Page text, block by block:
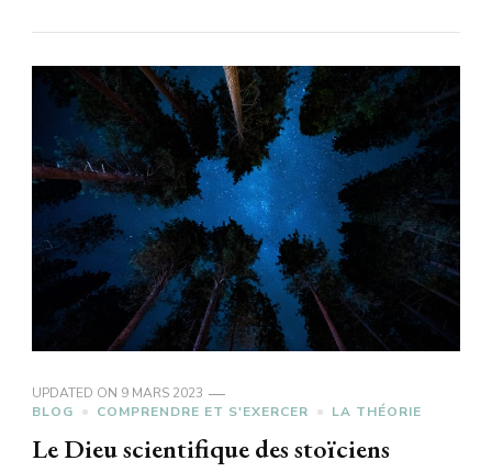
UPDATED ON 9 MARS 2023
BLOG
COMPRENDRE ET S'EXERCER LA THÉORIE
Le Dieu scientifique des stoïciens